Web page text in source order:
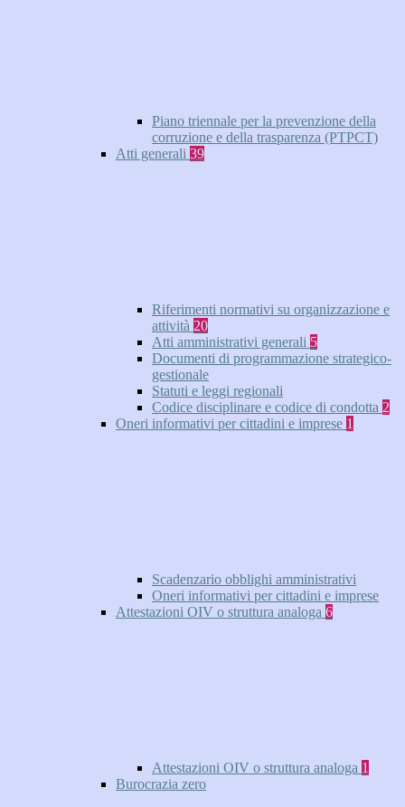
Piano triennale per la prevenzione della
corruzione e della trasparenza (PTPCT)
Atti generali 39
Riferimenti normativi su organizzazione e
attività 20
Atti amministrativi generali 5
Documenti di programmazione strategico-
gestionale
Statuti e leggi regionali
Codice disciplinare e codice di condotta 2
Oneri informativi per cittadini e imprese 1
Scadenzario obblighi amministrativi
Oneri informativi per cittadini e imprese
Attestazioni OIV o struttura analoga 6
Attestazioni OIV o struttura analoga 1
Burocrazia zero